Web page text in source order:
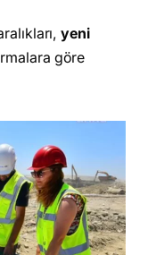
yeni
göre